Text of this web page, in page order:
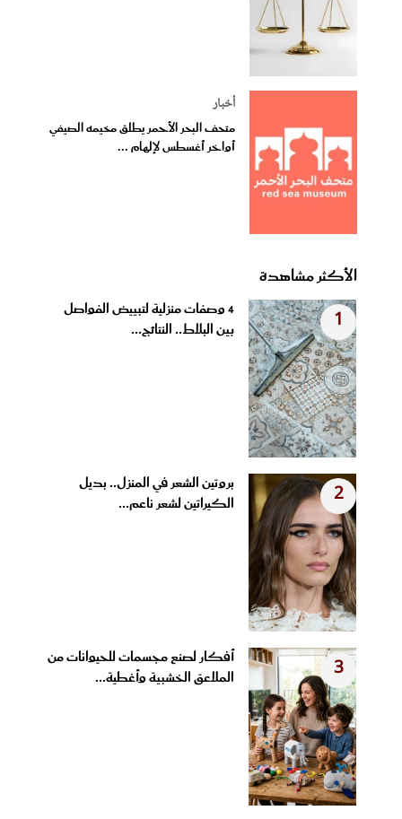
أخبار
متحف البحر الأحمر يطلق مخيمه الصيفي
أواخر أغسطس لإلهام ...
الأكثر مشاهدة
1
4 وصفات منزلية لتبييض الفواصل
بين البلاط.. النتائج...
2
بروتين الشعر في المنزل.. بديل
الكيراتين لشعر ناعم...
3
أفكار لصنع مجسمات للحيوانات من
الملاعق الخشبية وأغطية...